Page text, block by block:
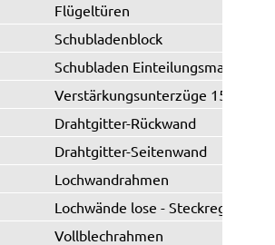
Flügeltüren
Schubladenblock
Schubladen Einteilungsmaterial
Verstärkungsunterzüge 150 kg
Drahtgitter-Rückwand
Drahtgitter-Seitenwand
Lochwandrahmen
Lochwände lose - Steckregal
Vollblechrahmen